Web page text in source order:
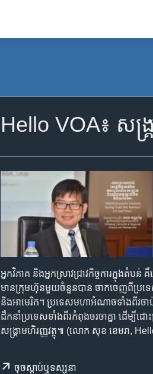
Hello VOA៖ សង្
អ្នកវិភាគ និង​អ្នកស្រាវ​ជ្រាវ​កិច្ចការ​ក្នុង​តំ
មាន​ក្រុមហ៊ុន​មួយ​ចំនួន​បាន ចាកចេញ​ពី​ប្រទេ
និង​អាមេរិក។ ប្រទេស​មហា​អំណាច​ទាំងពីរ​ចា
ដឹកនាំ​ប្រទេស​ទាំងពីរ​កំពុង​ចរចាគ្នា ដើម្បី​
សង្គ្រាម​ហិរញ្ញវត្ថុ៕ (លោក សុខ ខេមរា,
ចុច​​ស្តាប់​ឬ​ទស្សនា